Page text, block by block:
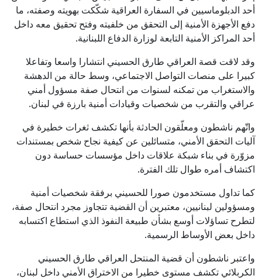
أحد الدبلوماسيين في السفارة العراقية شكّكت بهويته وصفته، ما
دفع الأجهزة الأمنية إلى التحقق من خلفيته وفتح تحقيق معه داخل
أحد المراكز الأمنية التابعة لوزارة الدفاع اللبنانية.
وقد لاقت قصة العراقي طارق الحسيني انتشارا واسعا وتفاعلا
كبيرا على منصات التواصل الاجتماعي، وسط حالة من الدهشة
والاستغراب من تمكنه لسنوات من انتحال صفة مسؤول أمني
عراقي والتقرب من شخصيات وقيادات أمنية بارزة في لبنان.
واتّهم ناشطون ومعلّقون الحادثة بأنها تكشف ثغرات خطيرة في
آليات التحقق الأمني، متسائلين عن كيفية نجاح شخص بمستندات
مزوّرة في بناء شبكة علاقات داخل مؤسسات حساسة دون
اكتشاف أمره طوال تلك الفترة.
كما تداول مستخدمون صورا للحسيني برفقة شخصيات أمنية
ومسؤولين لبنانيين، معتبرين أن القضية تتجاوز مجرد انتحال صفة،
لتطرح تساؤلات أوسع بشأن طبيعة النفوذ الذي استطاع اكتسابه
داخل بعض الأوساط الرسمية.
واعتبر ناشطون أن قضية المنتحل العراقي طارق الحسيني
الكربلائي تكشف مستوى خطيرا من الاختراق الأمني داخل لبنان،